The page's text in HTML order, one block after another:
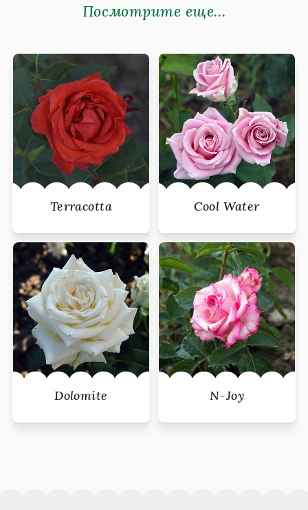
Посмотрите еще...
Terracotta Cool Water
Dolomite N-Joy